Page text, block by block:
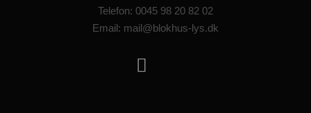
Telefon: 0045 98 20 82 02
Email: mail@blokhus-lys.dk